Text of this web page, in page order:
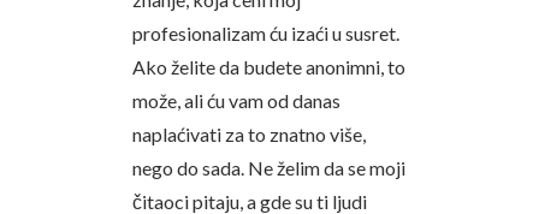
profesionalizam ću izaći u susret.
Ako želite da budete anonimni, to
može, ali ću vam od danas
naplaćivati za to znatno više,
nego do sada. Ne želim da se moji
čitaoci pitaju, a gde su ti ljudi